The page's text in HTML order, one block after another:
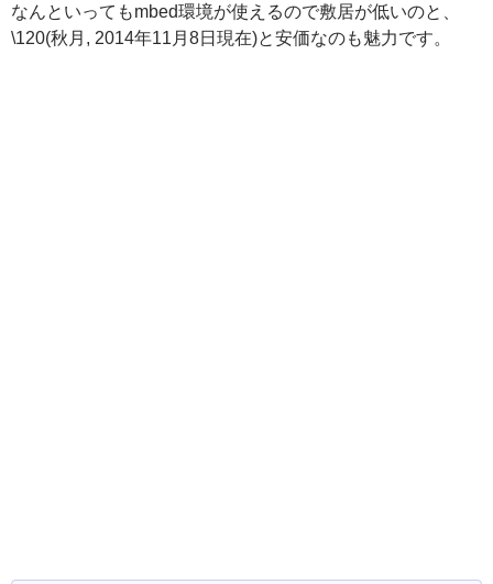
なんといってもmbed環境が使えるので敷居が低いのと、
\120(秋月, 2014年11月8日現在)と安価なのも魅力です。